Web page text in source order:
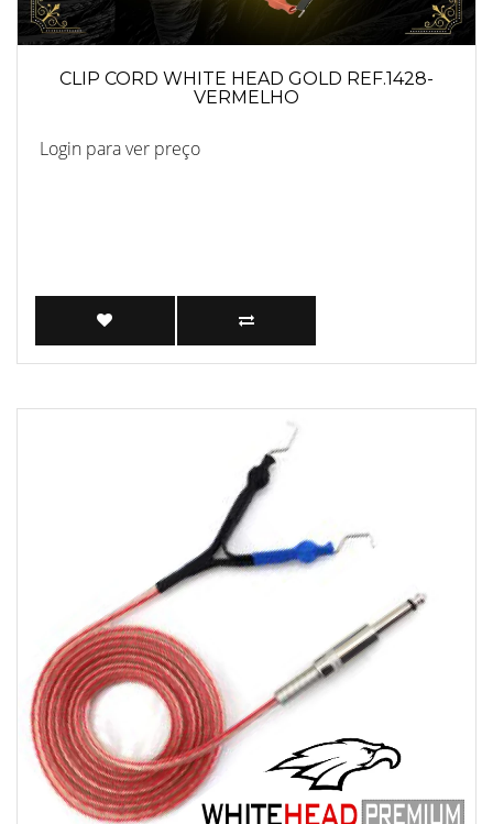
CLIP CORD WHITE HEAD GOLD REF.1428-
VERMELHO
Login para ver preço